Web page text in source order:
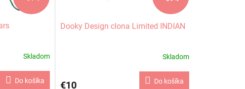
Skladom
Do košíka
Dooky Design clona Limited INDIAN
Skladom
€10 Do košíka